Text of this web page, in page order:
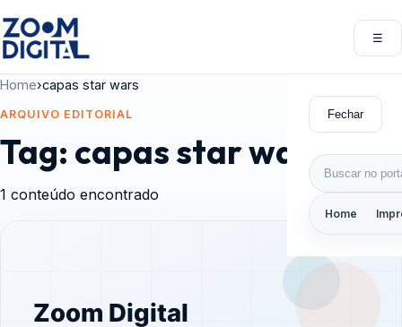
☰
Fechar
Buscar por:
Home
Home›capas star wars
ARQUIVO EDITORIAL
Tag: capas star wars
1 conteúdo encontrado